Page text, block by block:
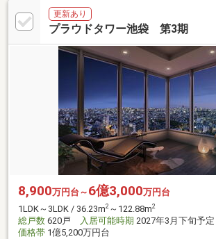
更新あり
プラウドタワー池袋 第3期
8,900万円台～ 6億3,000万円台
1LDK～3LDK / 36.23m2 ～122.88m2
総戸数 620戸 入居可能時期 2027年3月下旬予定
価格帯 1億5,200万円台